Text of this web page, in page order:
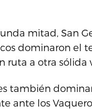
mitad, San
dominaron el
ruta a otra sólida
también
ante los